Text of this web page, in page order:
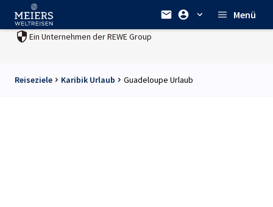
Menü
Ein Unternehmen derREWE Group
Reiseziele Karibik Urlaub Guadeloupe Urlaub